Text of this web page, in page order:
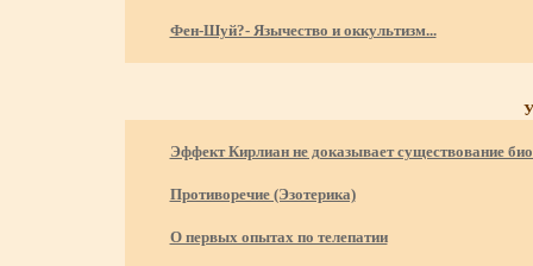
Фен-Шуй?- Язычество и оккультизм...
Эффект Кирлиан не доказывает существование
Противоречие (Эзотерика)
О первых опытах по телепатии